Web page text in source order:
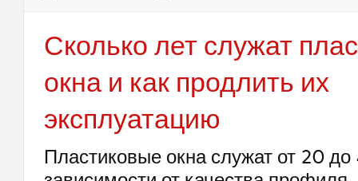
Сколько лет служат
окна и как продлить их
эксплуатацию
Пластиковые окна служат от 20 до